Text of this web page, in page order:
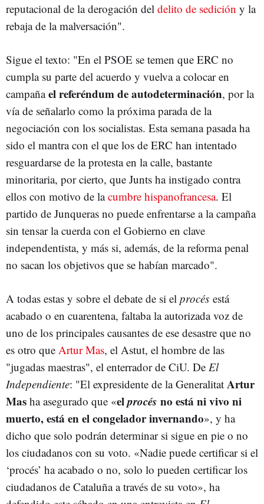
reputacional de la derogación del delito de sedición y la
rebaja de la malversación".
Sigue el texto: "En el PSOE se temen que ERC no
cumpla su parte del acuerdo y vuelva a colocar en
campañael referéndum de autodeterminación, por la
vía de señalarlo como la próxima parada de la
negociación con los socialistas. Esta semana pasada ha
sido el mantra con el que los de ERC han intentado
resguardarse de la protesta en la calle, bastante
minoritaria, por cierto, que Junts ha instigado contra
ellos con motivo de lacumbre hispanofrancesa. El
partido de Junqueras no puede enfrentarse a la campaña
sin tensar la cuerda con el Gobierno en clave
independentista, y más si, además, de la reforma penal
no sacan los objetivos que se habían marcado".
A todas estas y sobre el debate de si el procés está
acabado o en cuarentena, faltaba la autorizada voz de
uno de los principales causantes de ese desastre que no
es otro que Artur Mas, el Astut, el hombre de las
"jugadas maestras", el enterrador de CiU. De El
Independiente: "El expresidente de la Generalitat Artur
Mas ha asegurado que «elprocés no está ni vivo ni
muerto, está en el congelador invernando», y ha
dicho que solo podrán determinar si sigue en pie o no
los ciudadanos con su voto. «Nadie puede certificar si el
‘procés’ ha acabado o no, solo lo pueden certificar los
ciudadanos de Cataluña a través de su voto», ha